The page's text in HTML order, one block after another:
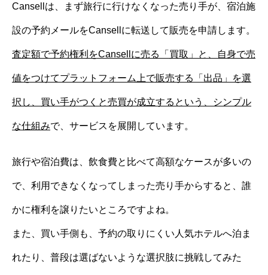
Cansellは、まず旅行に行けなくなった売り手が、宿泊施
設の予約メールをCansellに転送して販売を申請します。
査定額で予約権利をCansellに売る「買取」と、自身で売
値をつけてプラットフォーム上で販売する「出品」を選
択し、買い手がつくと売買が成立するという、シンプル
な仕組みで、サービスを展開しています。
旅行や宿泊費は、飲食費と比べて高額なケースが多いの
で、利用できなくなってしまった売り手からすると、誰
かに権利を譲りたいところですよね。
また、買い手側も、予約の取りにくい人気ホテルへ泊ま
れたり、普段は選ばないような選択肢に挑戦してみた